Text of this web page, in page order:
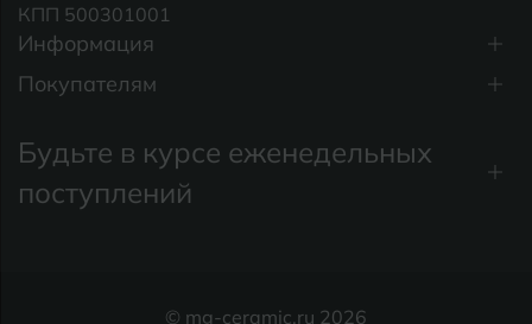
Информация
Покупателям
КПП 500301001
Будьте в курсе еженедельных
поступлений
© mg-ceramic.ru 2026